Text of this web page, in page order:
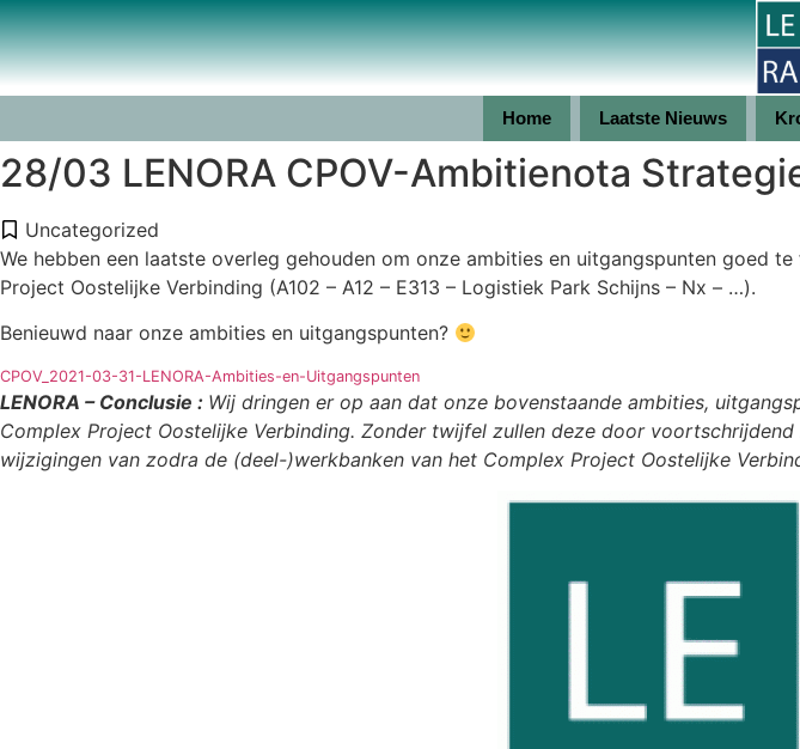
Home Laatste Nieuws
28/03 LENORA CPOV-Ambitienota
Uncategorized
We hebben een laatste overleg gehouden om onze ambities en uitgangspunten goed
Project Oostelijke Verbinding (A102 – A12 – E313 – Logistiek Park Schijns – Nx – …).
Benieuwd naar onze ambities en uitgangspunten?
CPOV_2021-03-31-LENORA-Ambities-en-Uitgangspunten
LENORA – Conclusie : Wij dringen er op aan dat onze bovenstaande ambities,
Complex Project Oostelijke Verbinding. Zonder twijfel zullen deze door
wijzigingen van zodra de (deel-)werkbanken van het Complex Project Oostelijke